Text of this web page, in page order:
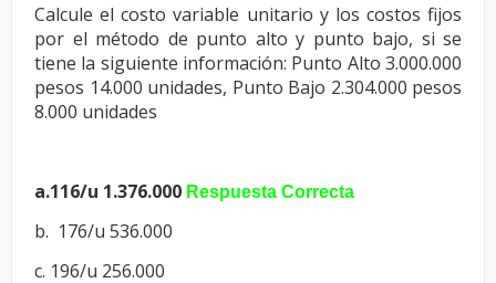
Calcule el costo variable unitario y los costos fijos
por el método de punto alto y punto bajo, si se
tiene la siguiente información: Punto Alto 3.000.000
pesos 14.000 unidades, Punto Bajo 2.304.000 pesos
8.000 unidades
a.116/u 1.376.000 Respuesta Correcta
b. 176/u 536.000
c. 196/u 256.000